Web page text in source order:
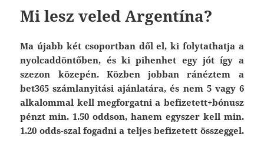
Mi lesz veled Argentína?
Ma újabb két csoportban dől el, ki folytathatja a
nyolcaddöntőben, és ki pihenhet egy jót így a
szezon közepén. Közben jobban ránéztem a
bet365 számlanyitási ajánlatára, és nem 5 vagy 6
alkalommal kell megforgatni a befizetett+bónusz
pénzt min. 1.50 oddson, hanem egyszer kell min.
1.20 odds-szal fogadni a teljes befizetett összeggel.